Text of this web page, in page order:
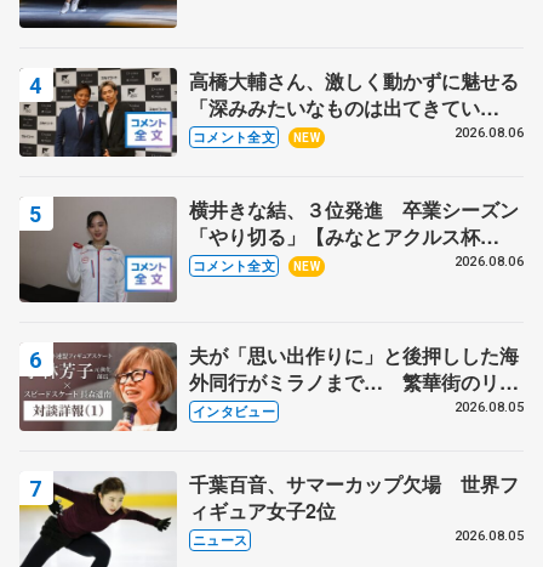
高橋大輔さん、激しく動かずに魅せる
「深みみたいなものは出てきてい
る？」 〝兄さん〟と慕うレジェンド
コメント全文 NEW 2026.08.06
横井きな結、３位発進 卒業シーズン
「やり切る」【みなとアクルス杯
SP】
コメント全文 NEW 2026.08.06
夫が「思い出作りに」と後押しした海
外同行がミラノまで… 繁華街のリン
クでは不良のお兄さんも味方に 小林
インタビュー 2026.08.05
千葉百音、サマーカップ欠場 世界フ
ィギュア女子2位
ニュース 2026.08.05